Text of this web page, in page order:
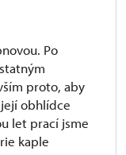
Po
proto, aby
obhlídce
let prací jsme
kaple